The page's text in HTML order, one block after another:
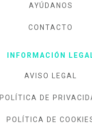
AYÚDANOS
CONTACTO
INFORMACIÓN
AVISO LEGAL
POLÍTICA DE
POLÍTICA DE